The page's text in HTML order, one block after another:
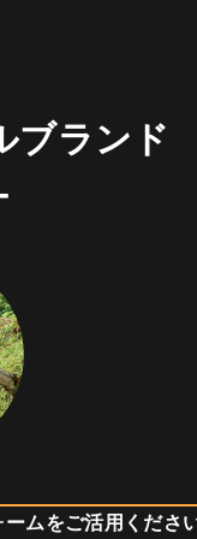
ブランド
ムをご活用くださ